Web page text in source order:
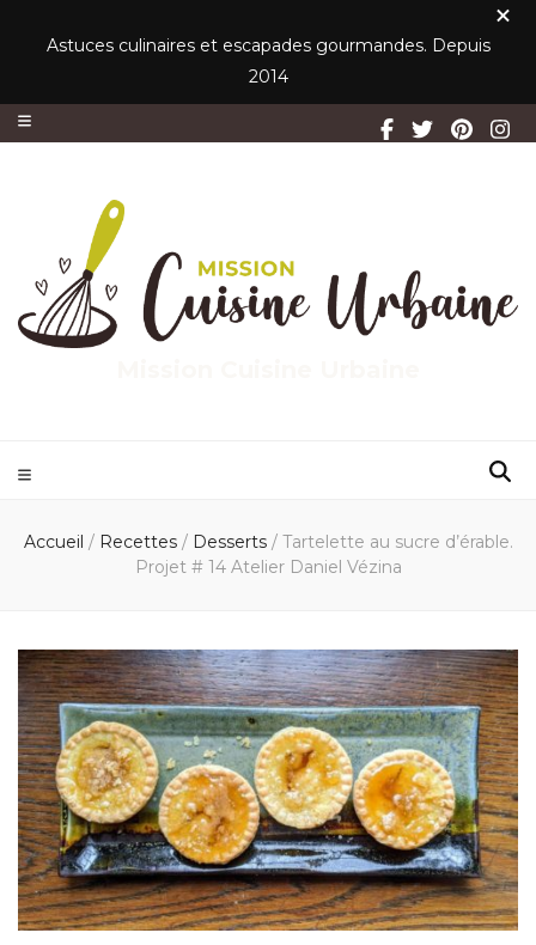
Astuces culinaires et escapades gourmandes. Depuis
2014
Accueil / Recettes / Desserts / Tartelette au sucre d’érable.
Projet # 14 Atelier Daniel Vézina